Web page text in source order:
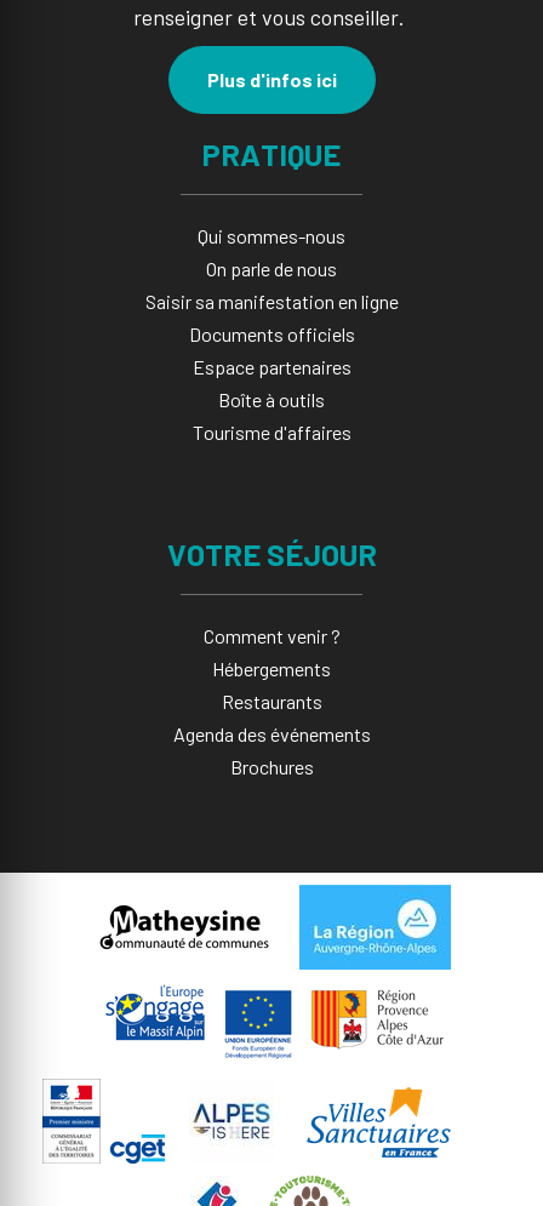
renseigner et vous conseiller.
Plus d'infos ici
PRATIQUE
Qui sommes-nous
On parle de nous
Saisir sa manifestation en ligne​
Documents officiels
Espace partenaires
Boîte à outils
Tourisme d'affaires
VOTRE SÉJOUR
Comment venir ?
Hébergements
Restaurants
Agenda des événements
Brochures